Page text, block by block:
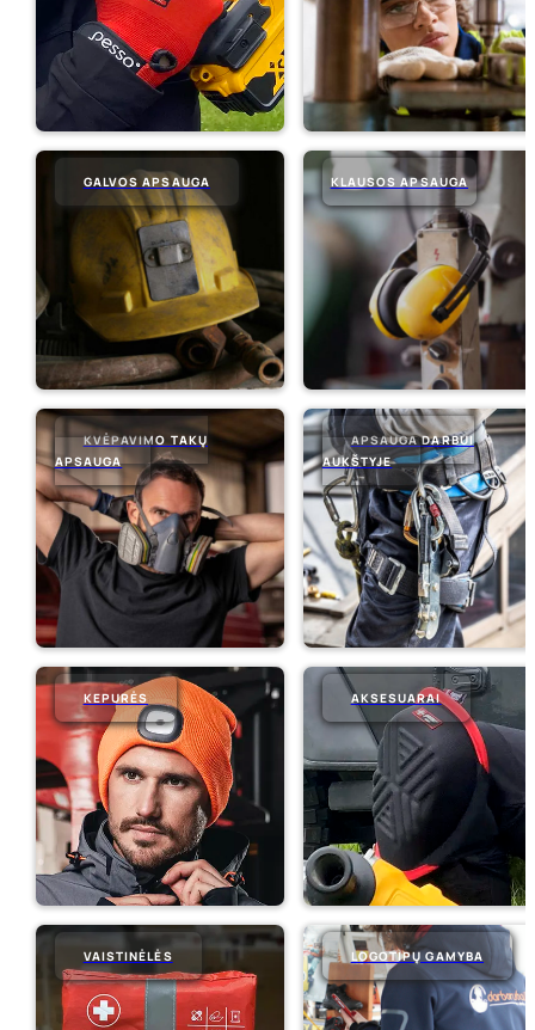
GALVOS APSAUGA KLAUSOS APSAUGA
KVĖPAVIMO TAKŲ
APSAUGA
APSAUGA DARBUI
AUKŠTYJE
KEPURĖS AKSESUARAI
VAISTINĖLĖS LOGOTIPŲ GAMYBA